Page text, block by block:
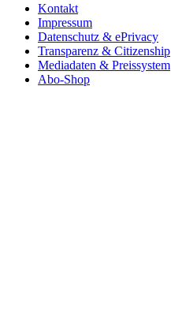
Kontakt
Impressum
Datenschutz & ePrivacy
Transparenz & Citizenship
Mediadaten & Preissystem
Abo-Shop